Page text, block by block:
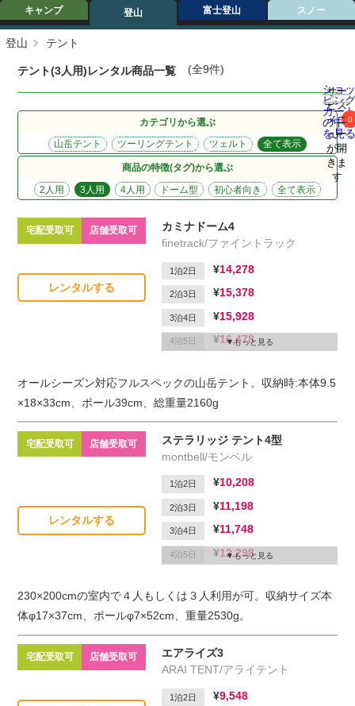
キャンプ 登山 富士登山 スノー
登山 テント
ショ
ピン
カー
の中
を見
0
サー
ビス
メニ
ュー
が開
きま
す
テント(3人用)レンタル商品一覧 (全9件)
カテゴリから選ぶ
山岳テント
ツーリングテント ツェルト 全て表示
商品の特徴(タグ)から選ぶ
2人用
3人用 4人用 ドーム型 初心者向き 全て表示
カミナドーム4
finetrack/ファイントラック
1泊2日 14,278
2泊3日 15,378
3泊4日 15,928
4泊5日 16,478
延滞1日 2,200
もっと見る
宅配受取可 店舗受取可
レンタルする
オールシーズン対応フルスペックの山岳テント。収納時:本体9.5
×18×33cm、ポール39cm、総重量2160g
ステラリッジ テント4型
montbell/モンベル
1泊2日 10,208
2泊3日 11,198
3泊4日 11,748
4泊5日 12,298
延滞1日 2,200
もっと見る
宅配受取可 店舗受取可
レンタルする
230×200cmの室内で４人もしくは３人利用が可。収納サイズ本
体φ17×37cm、ポールφ7×52cm、重量2530g。
エアライズ3
ARAI TENT/アライテント
1泊2日 9,548
宅配受取可 店舗受取可